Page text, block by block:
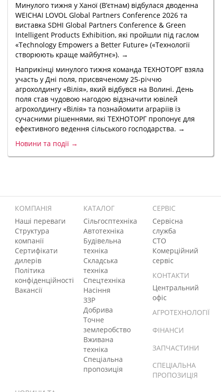
Минулого тижня у Ханої (В’єтнам) відбулася дводенна
WEICHAI LOVOL Global Partners Conference 2026 та
виставка SDHI Global Partners Conference & Green
Intelligent Products Exhibition, які пройшли під гаслом
«Technology Empowers a Better Future» («Технології
створюють краще майбутнє»). →
Наприкінці минулого тижня команда ТЕХНОТОРГ взяла
участь у Дні поля, присвяченому 25-річчю
агрохолдингу «Вілія», який відбувся на Волині. День
поля став чудовою нагодою відзначити ювілей
агрохолдингу «Вілія» та познайомити аграріїв із
сучасними рішеннями, які ТЕХНОТОРГ пропонує для
ефективного ведення сільського господарства. →
Новини та події →
КОМПАНІЯ
Наші переваги
Структура
компанії
Сертифікати
дилерів
Політика
конфіденційності
Вакансії
КАТАЛОГ
Сільгосптехніка
Автотехніка
Будівельна
техніка
Складська
техніка
Спецтехніка
Насіння
ЗЗР
Добрива
Точне
землеробство
Вживана
техніка
Спеціальна
пропозиція
СЕРВІС
Сервісна
служба
СТО
Комерційний
сервіс
КОНТАКТИ
Центральний
офіс
АГРОТЕХНОЛОГІЇ
ФІНАНСИ
ЗАПЧАСТИНИ
СПЕЦІАЛЬНА
ПРОПОЗИЦІЯ